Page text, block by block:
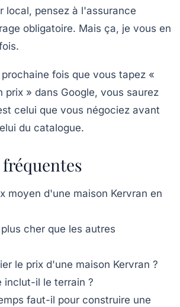
local, pensez à l'assurance
obligatoire. Mais ça, je vous en
fois que vous tapez «
prix » dans Google, vous saurez
celui que vous négociez avant
du catalogue.
moyen d'une maison Kervran en
cher que les autres
le prix d'une maison Kervran ?
inclut-il le terrain ?
faut-il pour construire une